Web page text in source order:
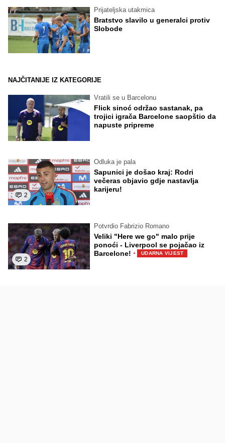
Prijateljska utakmica
Bratstvo slavilo u generalci protiv
Slobode
NAJČITANIJE IZ KATEGORIJE
Vratili se u Barcelonu
Flick sinoć održao sastanak, pa
trojici igrača Barcelone saopštio da
napuste pripreme
2
Odluka je pala
Sapunici je došao kraj: Rodri
večeras objavio gdje nastavlja
karijeru!
2
Potvrdio Fabrizio Romano
Veliki "Here we go" malo prije
ponoći - Liverpool se pojačao iz
Barcelone! · UDARNA VIJEST